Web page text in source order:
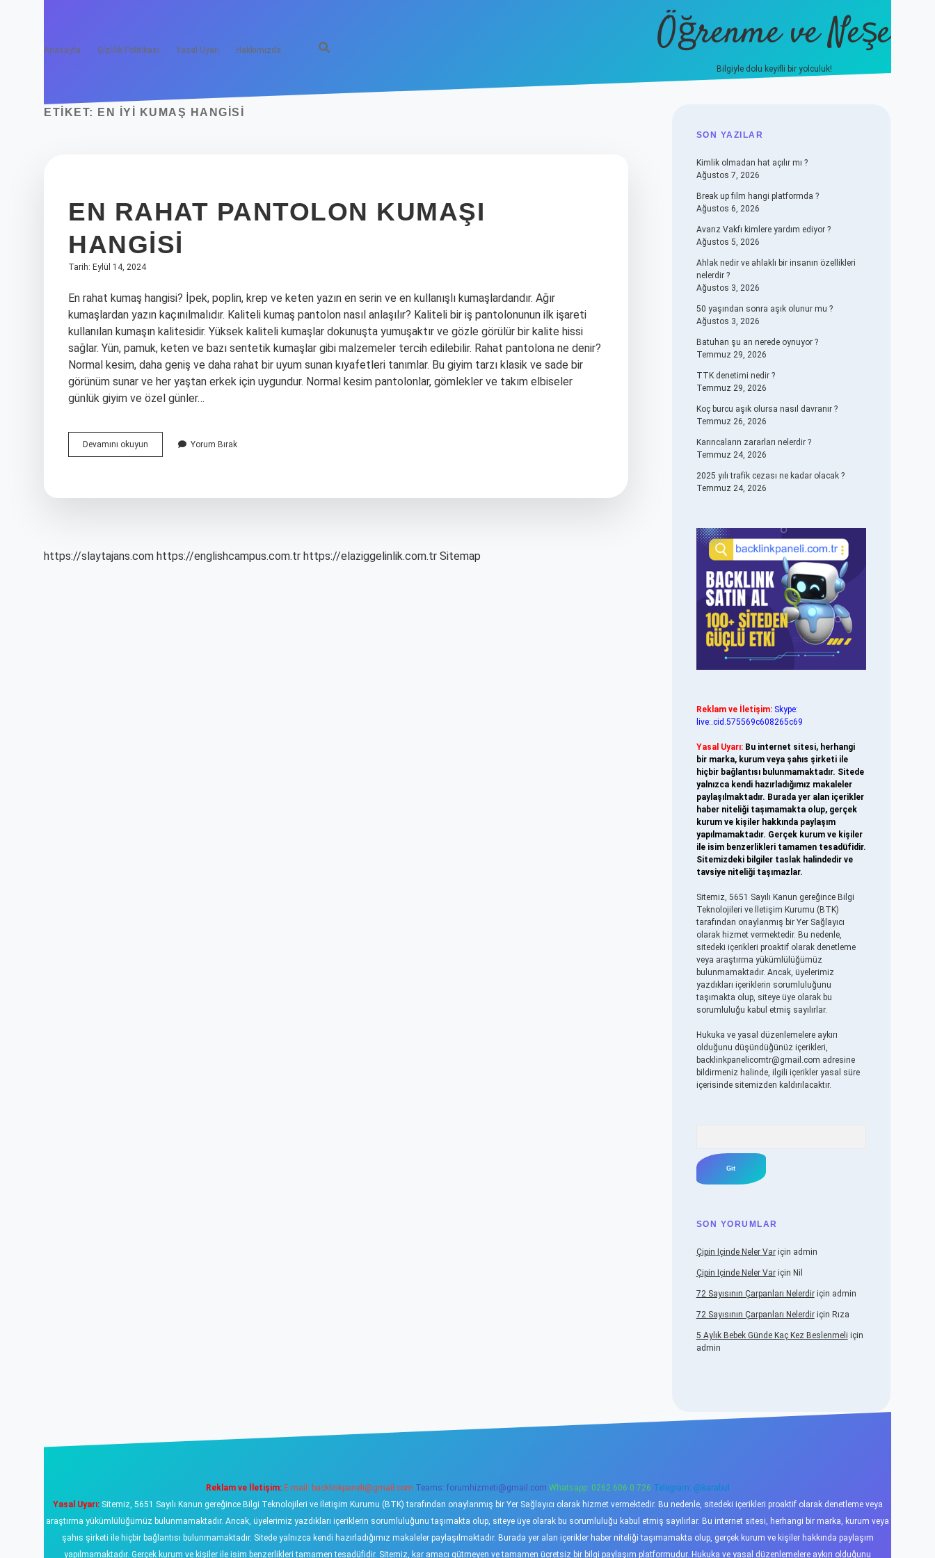
Anasayfa Gizlilik Politikası Yasal Uyarı Hakkımızda Öğrenme ve Neşe
Bilgiyle dolu keyifli bir yolculuk!
ETIKET: EN IYI KUMAŞ HANGISI
EN RAHAT PANTOLON KUMAŞI
HANGISI
Tarih: Eylül 14, 2024
En rahat kumaş hangisi? İpek, poplin, krep ve keten yazın en serin ve en kullanışlı kumaşlardandır. Ağır
kumaşlardan yazın kaçınılmalıdır. Kaliteli kumaş pantolon nasıl anlaşılır? Kaliteli bir iş pantolonunun ilk işareti
kullanılan kumaşın kalitesidir. Yüksek kaliteli kumaşlar dokunuşta yumuşaktır ve gözle görülür bir kalite hissi
sağlar. Yün, pamuk, keten ve bazı sentetik kumaşlar gibi malzemeler tercih edilebilir. Rahat pantolona ne denir?
Normal kesim, daha geniş ve daha rahat bir uyum sunan kıyafetleri tanımlar. Bu giyim tarzı klasik ve sade bir
görünüm sunar ve her yaştan erkek için uygundur. Normal kesim pantolonlar, gömlekler ve takım elbiseler
günlük giyim ve özel günler…
Devamını okuyun
Rahat
Yorum Bırak
https://slaytajans.com https://englishcampus.com.tr https://elaziggelinlik.com.tr Sitemap
SIDEBAR
SON YAZILAR
Kimlik olmadan hat açılır mı ?
Ağustos 7, 2026
Break up film hangi platformda ?
Ağustos 6, 2026
Avarız Vakfı kimlere yardım ediyor ?
Ağustos 5, 2026
Ahlak nedir ve ahlaklı bir insanın özellikleri
nelerdir ?
Ağustos 3, 2026
50 yaşından sonra aşık olunur mu ?
Ağustos 3, 2026
Batuhan şu an nerede oynuyor ?
Temmuz 29, 2026
TTK denetimi nedir ?
Temmuz 29, 2026
Koç burcu aşık olursa nasıl davranır ?
Temmuz 26, 2026
Karıncaların zararları nelerdir ?
Temmuz 24, 2026
2025 yılı trafik cezası ne kadar olacak ?
Temmuz 24, 2026
Reklam ve İletişim: Skype:
live:.cid.575569c608265c69
Yasal Uyarı: Bu internet sitesi, herhangi
bir marka, kurum veya şahıs şirketi ile
hiçbir bağlantısı bulunmamaktadır. Sitede
yalnızca kendi hazırladığımız makaleler
paylaşılmaktadır. Burada yer alan içerikler
haber niteliği taşımamakta olup, gerçek
kurum ve kişiler hakkında paylaşım
yapılmamaktadır. Gerçek kurum ve kişiler
ile isim benzerlikleri tamamen tesadüfidir.
Sitemizdeki bilgiler taslak halindedir ve
tavsiye niteliği taşımazlar.
Sitemiz, 5651 Sayılı Kanun gereğince Bilgi
Teknolojileri ve İletişim Kurumu (BTK)
tarafından onaylanmış bir Yer Sağlayıcı
olarak hizmet vermektedir. Bu nedenle,
sitedeki içerikleri proaktif olarak denetleme
veya araştırma yükümlülüğümüz
bulunmamaktadır. Ancak, üyelerimiz
yazdıkları içeriklerin sorumluluğunu
taşımakta olup, siteye üye olarak bu
sorumluluğu kabul etmiş sayılırlar.
Hukuka ve yasal düzenlemelere aykırı
olduğunu düşündüğünüz içerikleri,
backlinkpanelicomtr@gmail.com adresine
bildirmeniz halinde, ilgili içerikler yasal süre
içerisinde sitemizden kaldırılacaktır.
SON YORUMLAR
Çipin Içinde Neler Variçin admin
Çipin Içinde Neler Variçin Nil
72 Sayısının Çarpanları Nelerdiriçin admin
72 Sayısının Çarpanları Nelerdiriçin Rıza
5 Aylık Bebek Günde Kaç Kez Beslenmeli için
admin
Reklam ve İletişim: E-mail: backlinkpaneli@gmail.com Teams: forumhizmeti@gmail.com Whatsapp: 0262 606 0 726 Telegram: @karabul
Yasal Uyarı:Sitemiz, 5651 Sayılı Kanun gereğince Bilgi Teknolojileri ve İletişim Kurumu (BTK) tarafından onaylanmış bir Yer Sağlayıcı olarak hizmet vermektedir. Bu nedenle, sitedeki içerikleri proaktif olarak denetleme veya
araştırma yükümlülüğümüz bulunmamaktadır. Ancak, üyelerimiz yazdıkları içeriklerin sorumluluğunu taşımakta olup, siteye üye olarak bu sorumluluğu kabul etmiş sayılırlar. Bu internet sitesi, herhangi bir marka, kurum veya
şahıs şirketi ile hiçbir bağlantısı bulunmamaktadır. Sitede yalnızca kendi hazırladığımız makaleler paylaşılmaktadır. Burada yer alan içerikler haber niteliği taşımamakta olup, gerçek kurum ve kişiler hakkında paylaşım
yapılmamaktadır. Gerçek kurum ve kişiler ile isim benzerlikleri tamamen tesadüfidir. Sitemiz, kar amacı gütmeyen ve tamamen ücretsiz bir bilgi paylaşım platformudur. Hukuka ve yasal düzenlemelere aykırı olduğunu